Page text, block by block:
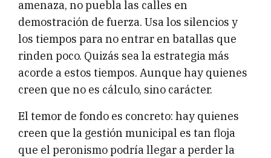
amenaza, no puebla las calles en
demostración de fuerza. Usa los silencios y
los tiempos para no entrar en batallas que
rinden poco. Quizás sea la estrategia más
acorde a estos tiempos. Aunque hay quienes
creen que no es cálculo, sino carácter.
El temor de fondo es concreto: hay quienes
creen que la gestión municipal es tan floja
que el peronismo podría llegar a perder la